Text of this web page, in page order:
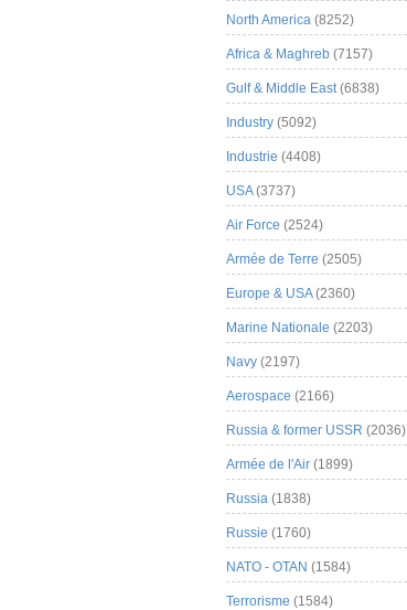
North America (8252)
Africa & Maghreb (7157)
Gulf & Middle East(6838)
Industry (5092)
Industrie (4408)
USA(3737)
Air Force (2524)
Armée de Terre (2505)
Europe & USA(2360)
Marine Nationale (2203)
Navy (2197)
Aerospace (2166)
Russia & former USSR (2036)
Armée de l'Air (1899)
Russia (1838)
Russie (1760)
NATO - OTAN (1584)
Terrorisme (1584)